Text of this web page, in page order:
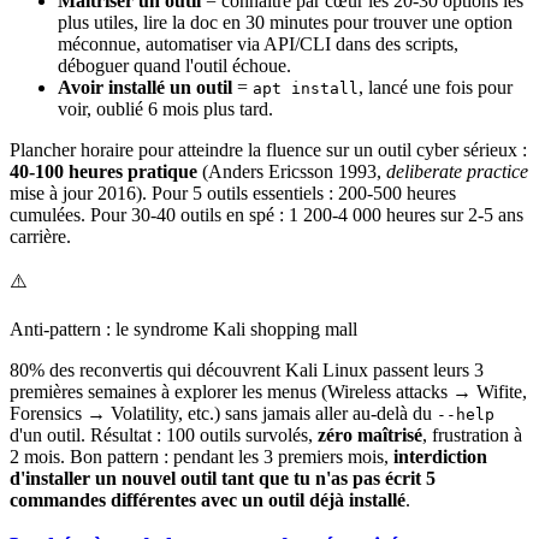
plus utiles, lire la doc en 30 minutes pour trouver une option
méconnue, automatiser via API/CLI dans des scripts,
déboguer quand l'outil échoue.
Avoir installé un outil = apt install , lancé une fois pour
voir, oublié 6 mois plus tard.
Plancher horaire pour atteindre la fluence sur un outil cyber sérieux :
40-100 heures pratique (Anders Ericsson 1993, deliberate practice
mise à jour 2016). Pour 5 outils essentiels : 200-500 heures
cumulées. Pour 30-40 outils en spé : 1 200-4 000 heures sur 2-5 ans
carrière.
⚠️
Anti-pattern : le syndrome Kali shopping mall
80% des reconvertis qui découvrent Kali Linux passent leurs 3
premières semaines à explorer les menus (Wireless attacks → Wifite,
Forensics → Volatility, etc.) sans jamais aller au-delà du --help
d'un outil. Résultat : 100 outils survolés, zéro maîtrisé, frustration à
2 mois. Bon pattern : pendant les 3 premiers mois, interdiction
d'installer un nouvel outil tant que tu n'as pas écrit 5
commandes différentes avec un outil déjà installé.